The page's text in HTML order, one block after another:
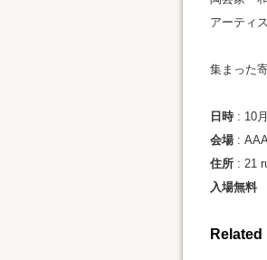
アーティ
集まった
日時 : 10
会場:
住所 : 21
入場無料
Related